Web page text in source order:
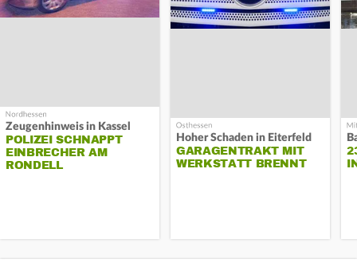
Zeugenhinweis in Kassel
POLIZEI SCHNAPPT
EINBRECHER AM
RONDELL
Hoher Schaden in Eiterfeld
GARAGENTRAKT MIT
WERKSTATT BRENNT